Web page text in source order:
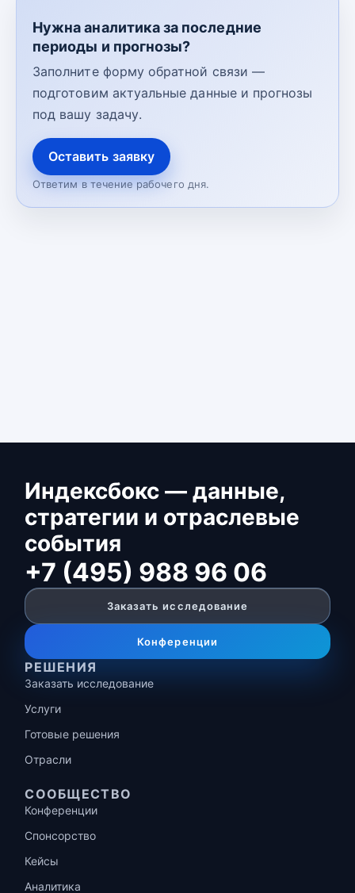
Нужна аналитика за последние
периоды и прогнозы?
Заполните форму обратной связи —
подготовим актуальные данные и прогнозы
под вашу задачу.
Оставить заявку
Ответим в течение рабочего дня.
Индексбокс — данные,
стратегии и отраслевые
события
+7 (495) 988 96 06
Заказать исследование
Конференции
РЕШЕНИЯ
Заказать исследование
Услуги
Готовые решения
Отрасли
СООБЩЕСТВО
Конференции
Спонсорство
Кейсы
Аналитика